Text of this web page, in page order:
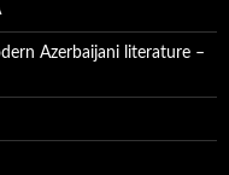
Azerbaijani literature –